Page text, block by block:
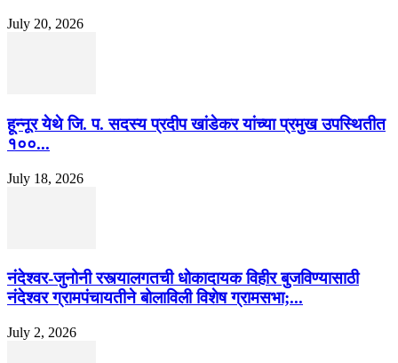
July 20, 2026
हून्नूर येथे जि. प. सदस्य प्रदीप खांडेकर यांच्या प्रमुख उपस्थितीत
१००...
July 18, 2026
नंदेश्वर-जुनोनी रस्त्यालगतची धोकादायक विहीर बुजविण्यासाठी
नंदेश्वर ग्रामपंचायतीने बोलाविली विशेष ग्रामसभा;...
July 2, 2026